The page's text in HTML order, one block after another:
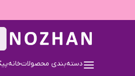
دسته‌بندی محصولاتخانه